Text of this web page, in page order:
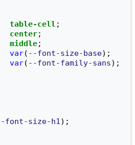
table-cell ;
center;
middle;
var( --font-size-base);
var( --font-family-sans);
font-size-h1);